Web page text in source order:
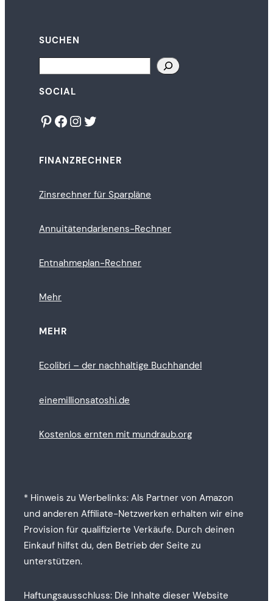
SUCHEN
SOCIAL
Pinterest Facebook Instagram Twitter
FINANZRECHNER
Zinsrechner für Sparpläne
Annuitätendarlenens-Rechner
Entnahmeplan-Rechner
Mehr
MEHR
Ecolibri – der nachhaltige Buchhandel
einemillionsatoshi.de
Kostenlos ernten mit mundraub.org
* Hinweis zu Werbelinks: Als Partner von Amazon
und anderen Affiliate-Netzwerken erhalten wir eine
Provision für qualifizierte Verkäufe. Durch deinen
Einkauf hilfst du, den Betrieb der Seite zu
unterstützen.
Haftungsausschluss: Die Inhalte dieser Website